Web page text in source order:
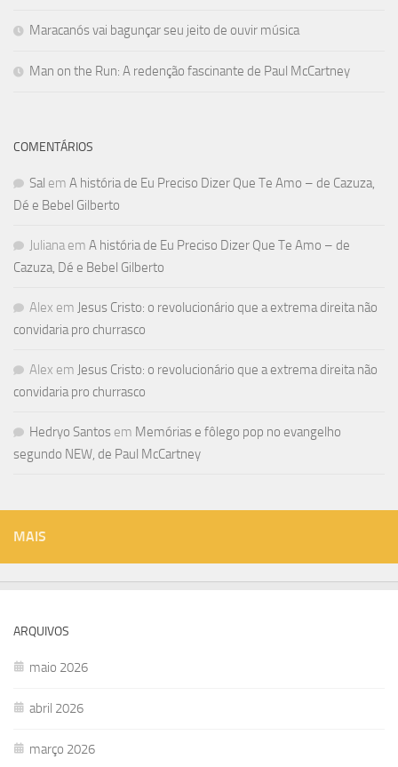
Maracanós vai bagunçar seu jeito de ouvir música
Man on the Run: A redenção fascinante de Paul McCartney
COMENTÁRIOS
Sal em A história de Eu Preciso Dizer Que Te Amo – de Cazuza,
Dé e Bebel Gilberto
Juliana em A história de Eu Preciso Dizer Que Te Amo – de
Cazuza, Dé e Bebel Gilberto
Alex em Jesus Cristo: o revolucionário que a extrema direita não
convidaria pro churrasco
Alex em Jesus Cristo: o revolucionário que a extrema direita não
convidaria pro churrasco
Hedryo Santos em Memórias e fôlego pop no evangelho
segundo NEW, de Paul McCartney
MAIS
ARQUIVOS
maio 2026
abril 2026
março 2026